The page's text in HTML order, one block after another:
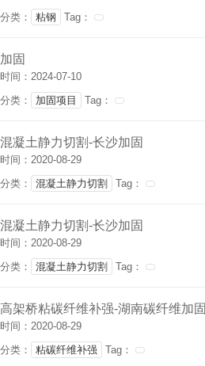
分类：
粘钢 Tag：
加固
时间：2024-07-10
分类：
加固项目 Tag：
混凝土静力切割-长沙加固
时间：2020-08-29
分类：
混凝土静力切割 Tag：
混凝土静力切割-长沙加固
时间：2020-08-29
分类：
混凝土静力切割 Tag：
高架桥粘碳纤维补强-湖南碳纤维加固
时间：2020-08-29
分类：
粘碳纤维补强 Tag：